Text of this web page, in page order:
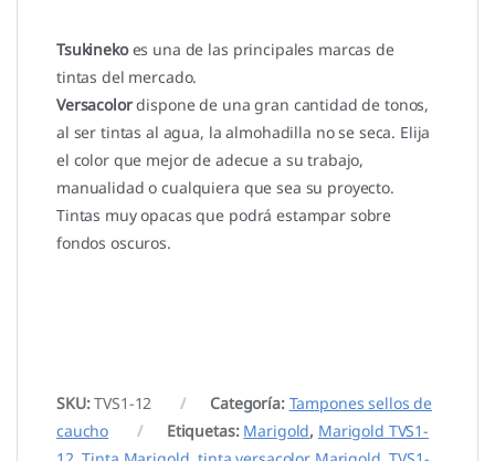
Tsukinekoes una de las principales marcas de
tintas del mercado.
Versacolordispone de una gran cantidad de tonos,
al ser tintas al agua, la almohadilla no se seca. Elija
el color que mejor de adecue a su trabajo,
manualidad o cualquiera que sea su proyecto.
Tintas muy opacas que podrá estampar sobre
fondos oscuros.
SKU:TVS1-12 Categoría: Tampones sellos de
caucho
Etiquetas: Marigold, Marigold TVS1-